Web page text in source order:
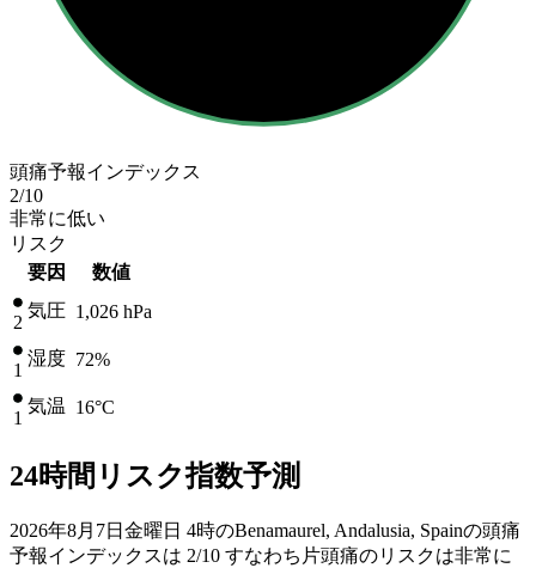
頭痛予報インデックス
2/10
非常に低い
リスク
要因
数値
2
気圧 1,026 hPa
1
湿度 72%
1
気温 16°C
24時間リスク指数予測
2026年8月7日金曜日 4時のBenamaurel, Andalusia, Spainの頭痛
予報インデックスは 2/10 すなわち片頭痛のリスクは非常に